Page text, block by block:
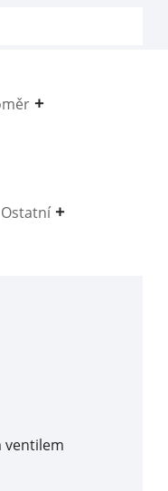
Ostatní
ventilem